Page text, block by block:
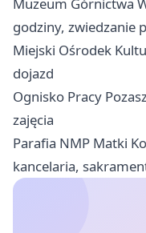
godziny, zwiedzanie
Miejski Ośrodek
dojazd
Ognisko Pracy
zajęcia
Parafia NMP Matki
kancelaria,